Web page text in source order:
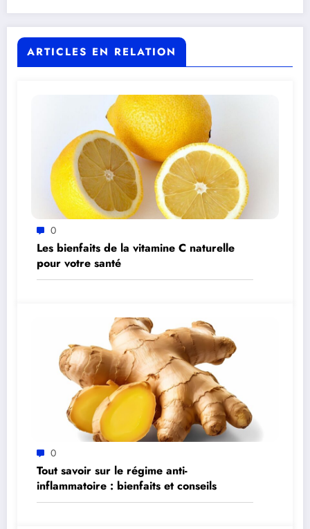
ARTICLES EN RELATION
0
Les bienfaits de la vitamine C naturelle
pour votre santé
0
Tout savoir sur le régime anti-
inflammatoire : bienfaits et conseils